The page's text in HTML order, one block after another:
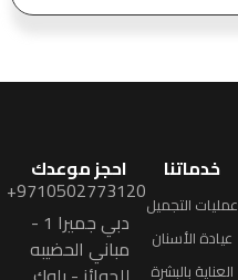
خدماتنا
عمليات التجميل
عيادة الأسنان
العناية بالبشرة
احجز موعدك
9710502773120+
دبي جميرا 1 -
مباني الحضيبه